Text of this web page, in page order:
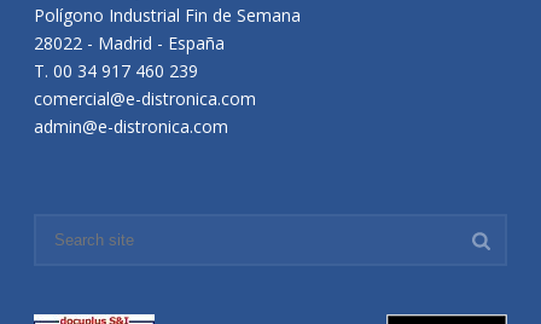
Polígono Industrial Fin de Semana
28022 - Madrid - España
T. 00 34 917 460 239
comercial@e-distronica.com
admin@e-distronica.com